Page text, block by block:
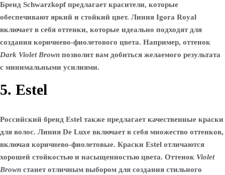
Бренд Schwarzkopf предлагает красители, которые
обеспечивают яркий и стойкий цвет. Линия Igora Royal
включает в себя оттенки, которые идеально подходят для
создания коричнево-фиолетового цвета. Например, оттенок
Dark Violet Brown позволит вам добиться желаемого результата
с минимальными усилиями.
5. Estel
Российский бренд Estel также предлагает качественные краски
для волос. Линия De Luxe включает в себя множество оттенков,
включая коричнево-фиолетовые. Краски Estel отличаются
хорошей стойкостью и насыщенностью цвета. Оттенок Violet
Brown станет отличным выбором для создания стильного